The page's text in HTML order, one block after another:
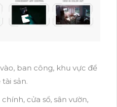
ban công, khu vực để
sản.
cửa sổ, sân vườn,